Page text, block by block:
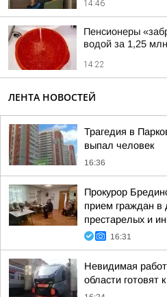
14:46
Пенсионеры
водой за 1,25
14:22
ЛЕНТА НОВОСТЕЙ
Трагедия в
выпал человек
16:36
Прокурор
прием граждан в
престарелых и
16:31
Невидимая
области готовят